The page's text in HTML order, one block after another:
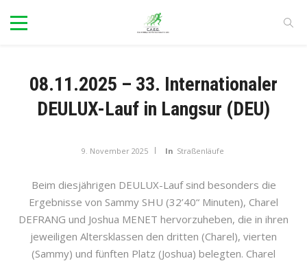
08.11.2025 – 33. Internationaler
DEULUX-Lauf in Langsur (DEU)
9. November 2025 In Straßenläufe
Beim diesjährigen DEULUX-Lauf sind besonders die
Ergebnisse von Sammy SHU (32’40“ Minuten), Charel
DEFRANG und Joshua MENET hervorzuheben, die in ihren
jeweiligen Altersklassen den dritten (Charel), vierten
(Sammy) und fünften Platz (Joshua) belegten. Charel